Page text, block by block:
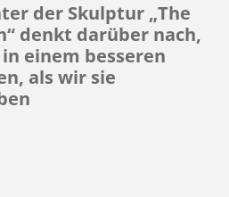
der Skulptur „The
denkt darüber nach,
einem besseren
als wir sie